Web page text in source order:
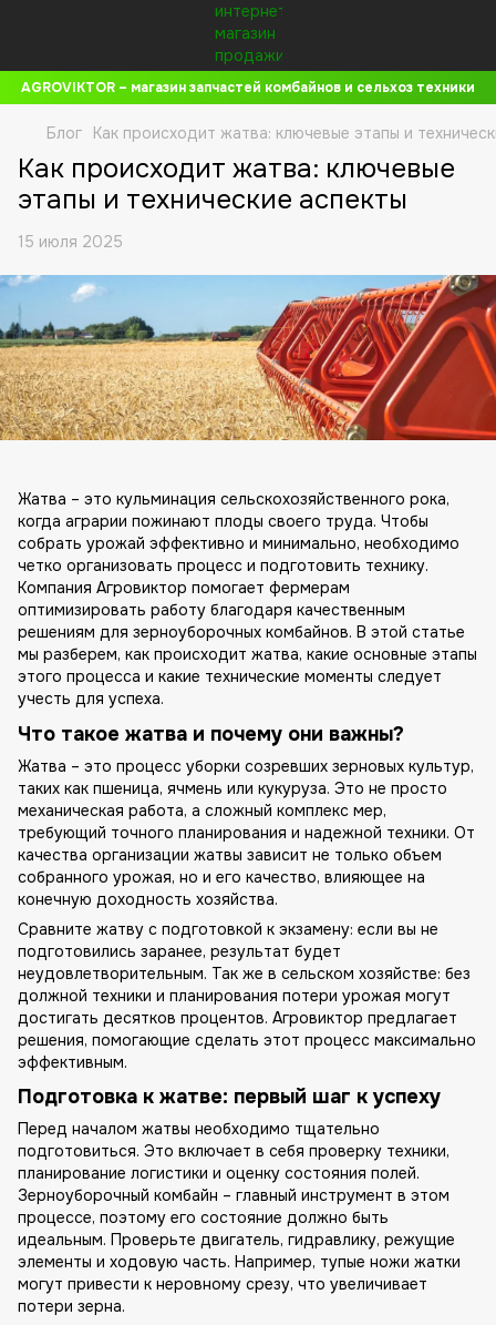
AGROVIKTOR – магазин запчастей комбайнов и сельхоз техники
Блог Как происходит жатва: ключевые этапы и
Как происходит жатва: ключевые
этапы и технические аспекты
15 июля 2025
Жатва – это кульминация сельскохозяйственного рока,
когда аграрии пожинают плоды своего труда. Чтобы
собрать урожай эффективно и минимально, необходимо
четко организовать процесс и подготовить технику.
Компания Агровиктор помогает фермерам
оптимизировать работу благодаря качественным
решениям для зерноуборочных комбайнов. В этой статье
мы разберем, как происходит жатва, какие основные этапы
этого процесса и какие технические моменты следует
учесть для успеха.
Что такое жатва и почему они важны?
Жатва – это процесс уборки созревших зерновых культур,
таких как пшеница, ячмень или кукуруза. Это не просто
механическая работа, а сложный комплекс мер,
требующий точного планирования и надежной техники. От
качества организации жатвы зависит не только объем
собранного урожая, но и его качество, влияющее на
конечную доходность хозяйства.
Сравните жатву с подготовкой к экзамену: если вы не
подготовились заранее, результат будет
неудовлетворительным. Так же в сельском хозяйстве: без
должной техники и планирования потери урожая могут
достигать десятков процентов. Агровиктор предлагает
решения, помогающие сделать этот процесс максимально
эффективным.
Подготовка к жатве: первый шаг к успеху
Перед началом жатвы необходимо тщательно
подготовиться. Это включает в себя проверку техники,
планирование логистики и оценку состояния полей.
Зерноуборочный комбайн – главный инструмент в этом
процессе, поэтому его состояние должно быть
идеальным. Проверьте двигатель, гидравлику, режущие
элементы и ходовую часть. Например, тупые ножи жатки
могут привести к неровному срезу, что увеличивает
потери зерна.